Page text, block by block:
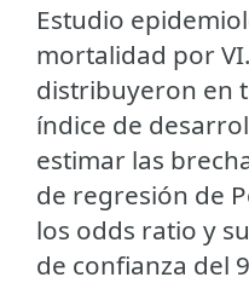
Estudio
mortalidad por
distribuyeron en
índice de
estimar las
de regresión de
los odds ratio y
de confianza del